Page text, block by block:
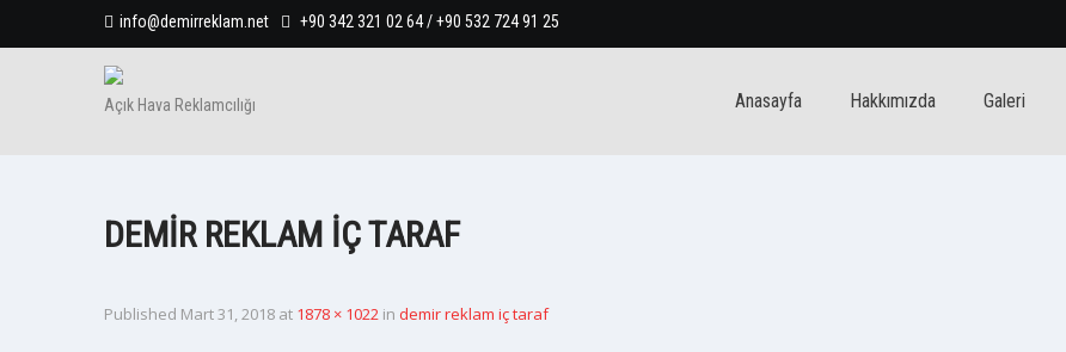
+90 342 321 02 64 / +90 532 724 91 25
info@demirreklam.net
Açık Hava Reklamcılığı Anasayfa Hakkımızda Galeri
DEMIR REKLAM IÇ TARAF
Published Mart 31, 2018 at 1878 × 1022 in demir reklam iç taraf